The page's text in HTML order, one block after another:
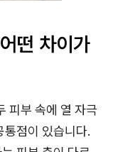
떤 차이가
피부 속에 열 자극
점이 있습니다.